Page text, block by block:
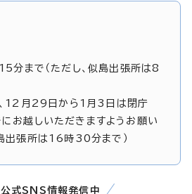
まで（ただし、似島出張所は8
、12月29日から1月3日は閉庁
お越しいただきますようお願い
島出張所は16時30分まで）
式SNS情報発信中